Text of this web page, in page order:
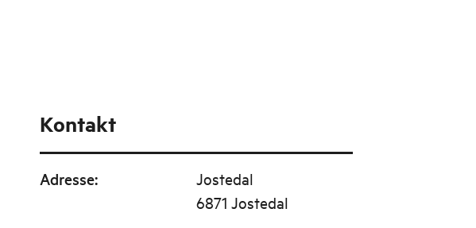
Kontakt
Adresse:
Jostedal
6871 Jostedal